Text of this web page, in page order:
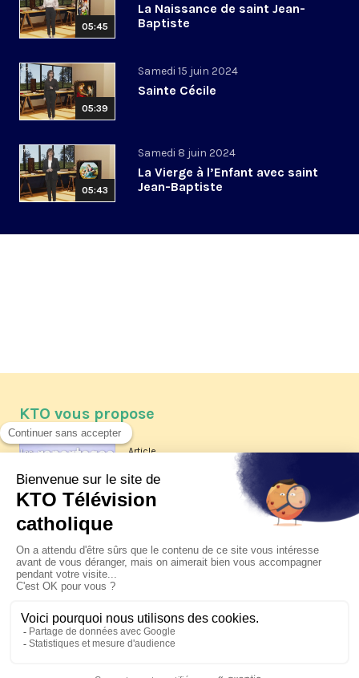
05:45
La Naissance de saint Jean-
Baptiste
05:39
Samedi 15 juin 2024
Sainte Cécile
05:43
Samedi 8 juin 2024
La Vierge à l’Enfant avec saint
Jean-Baptiste
KTO vous propose
Article
Les reportages d'été 2026 de KTO
La visite pastorale du pape Léon
XIV à Assise à suivre sur KTO le
jeudi 6 août
Le pape en Uruguay, Argentine et
Pérou du 6 au 17 novembre 2026